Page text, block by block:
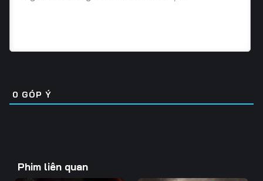
Tập 34
0 GÓP Ý
Phim liên quan